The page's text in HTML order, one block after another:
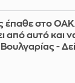
έπαθε στο
από αυτό και
-